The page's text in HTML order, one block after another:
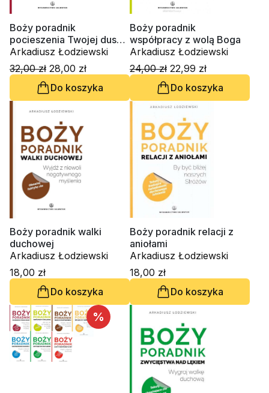
Boży poradnik
pocieszenia Twojej duszy.
Masz Ojca, z którym
wszystko możesz.
Arkadiusz Łodziewski
32,00 zł 28,00 zł
Do koszyka
Boży poradnik
współpracy z wolą Boga
Arkadiusz Łodziewski
24,00 zł 22,99 zł
Do koszyka
Boży poradnik walki
duchowej
Arkadiusz Łodziewski
18,00 zł
Do koszyka
Boży poradnik relacji z
aniołami
Arkadiusz Łodziewski
18,00 zł
Do koszyka
%